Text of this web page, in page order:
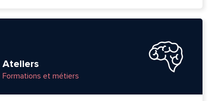
Ateliers
Formations et métiers